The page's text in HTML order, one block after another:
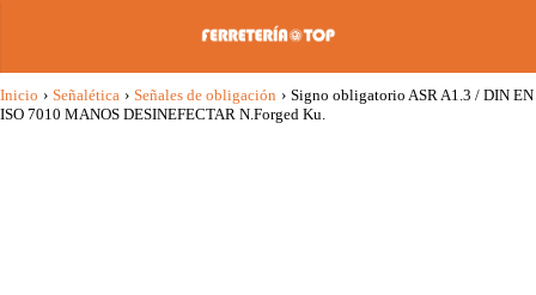
Inicio › Señalética › Señales de obligación › Signo obligatorio ASR A1.3 / DIN EN
ISO 7010 MANOS DESINEFECTAR N.Forged Ku.